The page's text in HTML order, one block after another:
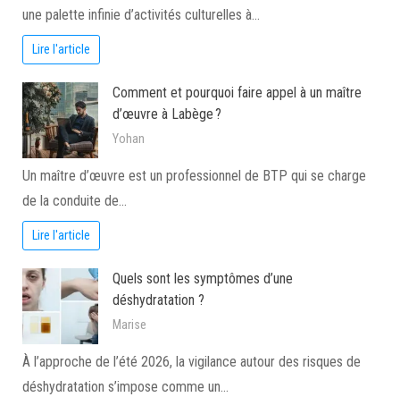
une palette infinie d’activités culturelles à…
Lire l'article
Comment et pourquoi faire appel à un maître
d’œuvre à Labège ?
Yohan
Un maître d’œuvre est un professionnel de BTP qui se charge
de la conduite de…
Lire l'article
Quels sont les symptômes d’une
déshydratation ?
Marise
À l’approche de l’été 2026, la vigilance autour des risques de
déshydratation s’impose comme un…